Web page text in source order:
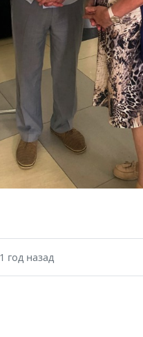
год назад